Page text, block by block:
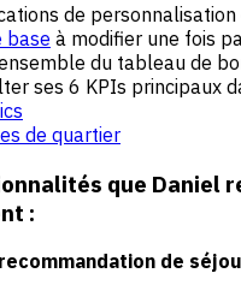
de personnalisation
base à modifier une fois
du tableau de
ses 6 KPIs principaux
de quartier
que Daniel
:
de